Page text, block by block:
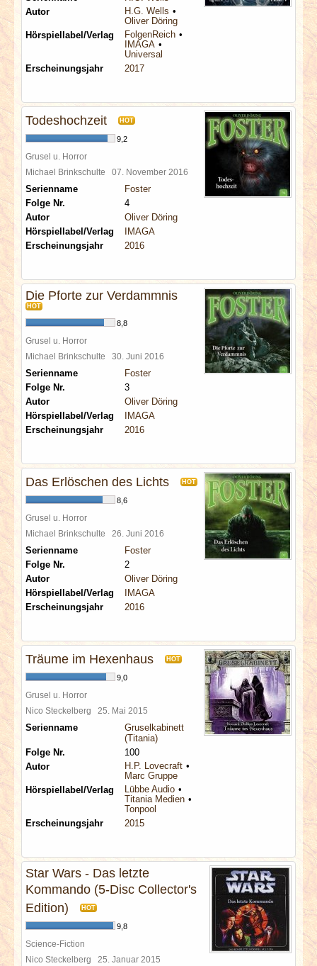
Autor
H.G. Wells
Oliver Döring
Hörspiellabel/Verlag
FolgenReich
IMAGA
Universal
Erscheinungsjahr
2017
Todeshochzeit HOT
9,2
Grusel u. Horror
Michael Brinkschulte 07. November 2016
Serienname
Foster
Folge Nr.
4
Autor
Oliver Döring
Hörspiellabel/Verlag
IMAGA
Erscheinungsjahr
2016
Die Pforte zur Verdammnis
HOT
8,8
Grusel u. Horror
Michael Brinkschulte 30. Juni 2016
Serienname
Foster
Folge Nr.
3
Autor
Oliver Döring
Hörspiellabel/Verlag
IMAGA
Erscheinungsjahr
2016
Das Erlöschen des Lichts HOT
8,6
Grusel u. Horror
Michael Brinkschulte 26. Juni 2016
Serienname
Foster
Folge Nr.
2
Autor
Oliver Döring
Hörspiellabel/Verlag
IMAGA
Erscheinungsjahr
2016
Träume im Hexenhaus HOT
9,0
Grusel u. Horror
Nico Steckelberg 25. Mai 2015
Serienname
Gruselkabinett
(Titania)
Folge Nr.
100
Autor
H.P. Lovecraft
Marc Gruppe
Hörspiellabel/Verlag
Lübbe Audio
Titania Medien
Tonpool
Erscheinungsjahr
2015
Star Wars - Das letzte
Kommando (5-Disc Collector's
Edition)
HOT
9,8
Science-Fiction
Nico Steckelberg 25. Januar 2015